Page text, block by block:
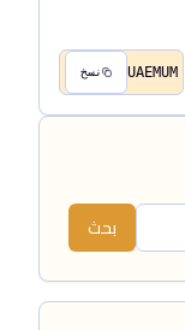
UAEMUM نسخ
بحث